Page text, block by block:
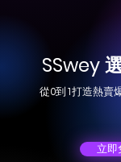
​SSwey
從0到1打造熱賣
立即